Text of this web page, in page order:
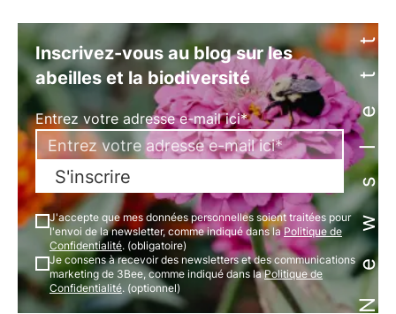
Newsletter
Inscrivez-vous au blog sur les
abeilles et la biodiversité
Entrez votre adresse e-mail ici*
S'inscrire
J'accepte que mes données personnelles soient traitées pour
l'envoi de la newsletter, comme indiqué dans laPolitique de
Confidentialité. (obligatoire)
Je consens à recevoir des newsletters et des communications
marketing de 3Bee, comme indiqué dans laPolitique de
Confidentialité. (optionnel)